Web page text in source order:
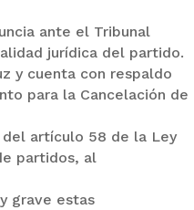
ante el Tribunal
jurídica del partido.
y cuenta con respaldo
para la Cancelación de
del artículo 58 de la Ley
partidos, al
grave estas